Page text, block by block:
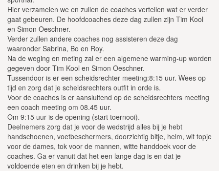
Hier verzamelen we en zullen de coaches vertellen wat er verder
gaat gebeuren. De hoofdcoaches deze dag zullen zijn Tim Kool
en Simon Oeschner.
Verder zullen andere coaches nog assisteren deze dag
waaronder Sabrina, Bo en Roy.
Na de weging en meting zal er een algemene warming-up worden
gegeven door Tim Kool en Simon Oeschner.
Tussendoor is er een scheidsrechter meeting:8:15 uur. Wees op
tijd en zorg dat je scheidsrechters outfit in orde is.
Voor de coaches is er aansluitend op de scheidsrechters meeting
een coach meeting om 08.45 uur.
Om 9:15 uur is de opening (start toernooi).
Deelnemers zorg dat je voor de wedstrijd alles bij je hebt
handschoenen, voetbeschermers, doorzichtig bitje, helm, wit topje
voor de dames, tok voor de mannen, witte handdoek voor de
coaches. Ga er vanuit dat het een lange dag is en dat je
voldoende eten en drinken bij je hebt.